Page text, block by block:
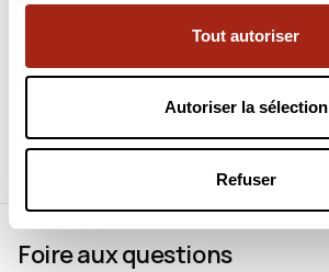
Tout autoriser
Autoriser la sélection
Refuser
projet.
Foire aux questions